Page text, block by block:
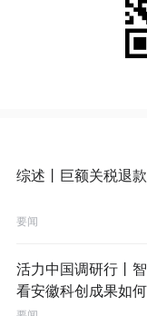
综述丨巨额关税退
要闻
活力中国调研行丨
看安徽科创成果如